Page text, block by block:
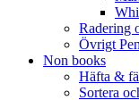
Radering
Övrigt
Non books
Häfta &
Sortera